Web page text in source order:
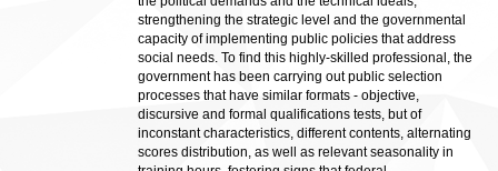
strengthening the strategic level and the governmental
capacity of implementing public policies that address
social needs. To find this highly-skilled professional, the
government has been carrying out public selection
processes that have similar formats - objective,
discursive and formal qualifications tests, but of
inconstant characteristics, different contents, alternating
scores distribution, as well as relevant seasonality in